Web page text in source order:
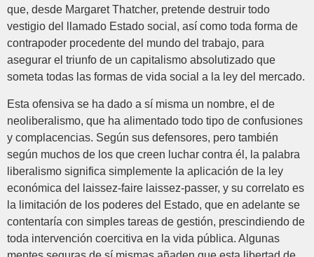
que, desde Margaret Thatcher, pretende destruir todo
vestigio del llamado Estado social, así como toda forma de
contrapoder procedente del mundo del trabajo, para
asegurar el triunfo de un capitalismo absolutizado que
someta todas las formas de vida social a la ley del mercado.
Esta ofensiva se ha dado a sí misma un nombre, el de
neoliberalismo, que ha alimentado todo tipo de confusiones
y complacencias. Según sus defensores, pero también
según muchos de los que creen luchar contra él, la palabra
liberalismo significa simplemente la aplicación de la ley
económica del laissez-faire laissez-passer, y su correlato es
la limitación de los poderes del Estado, que en adelante se
contentaría con simples tareas de gestión, prescindiendo de
toda intervención coercitiva en la vida pública. Algunas